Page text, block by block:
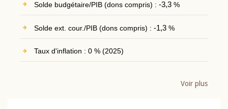
Solde budgétaire/PIB (dons compris) : -3,3%
Solde ext. cour./PIB (dons compris) : -1,3%
Taux d'inflation : 0 % (2025)
Voir plus